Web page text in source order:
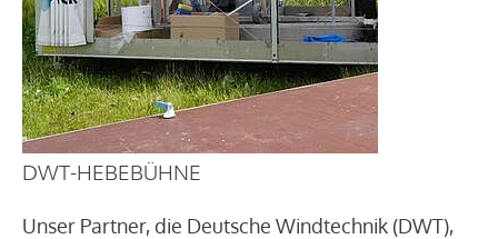
DWT-HEBEBÜHNE
Unser Partner, die Deutsche Windtechnik (DWT),